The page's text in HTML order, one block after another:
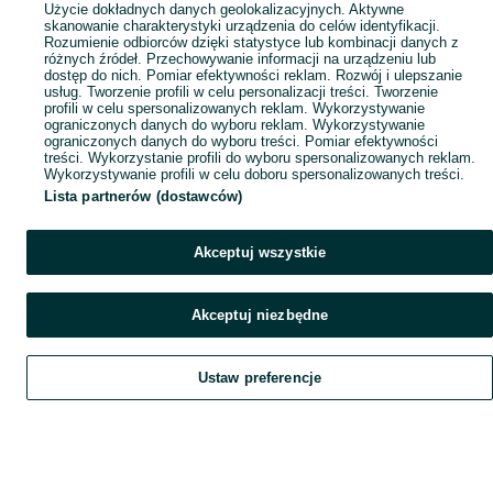
Szukaj Obserwujesz Dodaj Czat Konto
Użycie dokładnych danych geolokalizacyjnych. Aktywne
skanowanie charakterystyki urządzenia do celów identyfikacji.
Rozumienie odbiorców dzięki statystyce lub kombinacji danych z
różnych źródeł. Przechowywanie informacji na urządzeniu lub
dostęp do nich. Pomiar efektywności reklam. Rozwój i ulepszanie
usług. Tworzenie profili w celu personalizacji treści. Tworzenie
profili w celu spersonalizowanych reklam. Wykorzystywanie
ograniczonych danych do wyboru reklam. Wykorzystywanie
ograniczonych danych do wyboru treści. Pomiar efektywności
treści. Wykorzystanie profili do wyboru spersonalizowanych reklam.
Wykorzystywanie profili w celu doboru spersonalizowanych treści.
Lista partnerów (dostawców)
Akceptuj wszystkie
Akceptuj niezbędne
Ustaw preferencje